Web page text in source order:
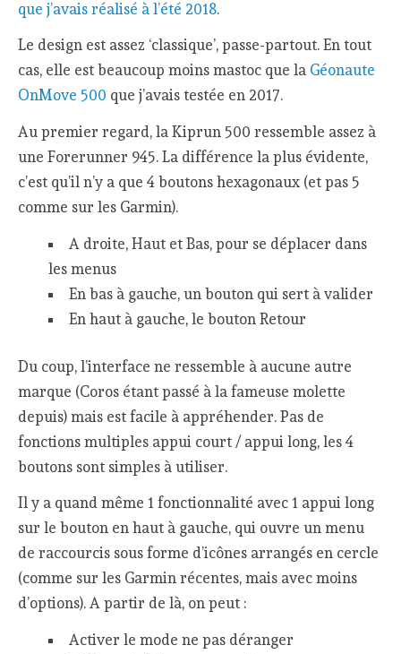
que j’avais réalisé à l’été 2018.
Le design est assez ‘classique’, passe-partout. En tout
cas, elle est beaucoup moins mastoc que la Géonaute
OnMove 500 que j’avais testée en 2017.
Au premier regard, la Kiprun 500 ressemble assez à
une Forerunner 945. La différence la plus évidente,
c’est qu’il n’y a que 4 boutons hexagonaux (et pas 5
comme sur les Garmin).
A droite, Haut et Bas, pour se déplacer dans
les menus
En bas à gauche, un bouton qui sert à valider
En haut à gauche, le bouton Retour
Du coup, l’interface ne ressemble à aucune autre
marque (Coros étant passé à la fameuse molette
depuis) mais est facile à appréhender. Pas de
fonctions multiples appui court / appui long, les 4
boutons sont simples à utiliser.
Il y a quand même 1 fonctionnalité avec 1 appui long
sur le bouton en haut à gauche, qui ouvre un menu
de raccourcis sous forme d’icônes arrangés en cercle
(comme sur les Garmin récentes, mais avec moins
d’options). A partir de là, on peut :
Activer le mode ne pas déranger